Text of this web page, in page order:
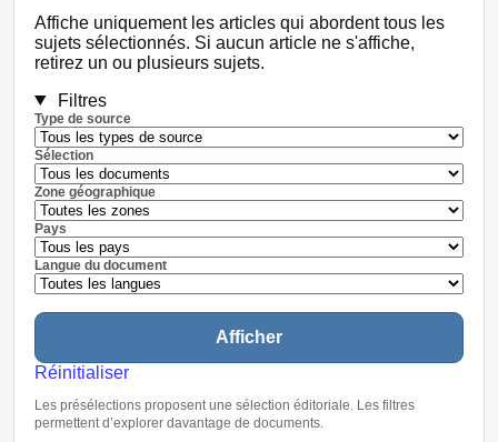
Affiche uniquement les articles qui abordent tous les
sujets sélectionnés. Si aucun article ne s'affiche,
retirez un ou plusieurs sujets.
Filtres
Type de source
Sélection
Zone géographique
Pays
Langue du document
Afficher
Réinitialiser
Les présélections proposent une sélection éditoriale. Les filtres
permettent d’explorer davantage de documents.